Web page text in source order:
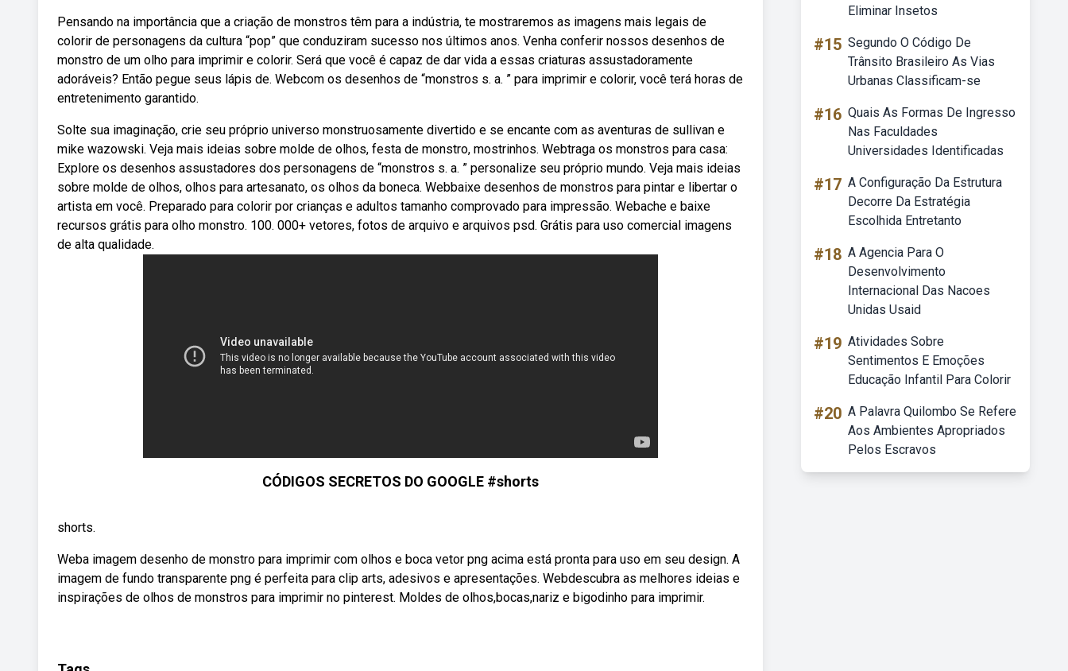
Pensando na importância que a criação de monstros têm para a indústria, te mostraremos as imagens mais legais de
colorir de personagens da cultura “pop” que conduziram sucesso nos últimos anos. Venha conferir nossos desenhos de
monstro de um olho para imprimir e colorir. Será que você é capaz de dar vida a essas criaturas assustadoramente
adoráveis? Então pegue seus lápis de. Webcom os desenhos de “monstros s. a. ” para imprimir e colorir, você terá horas de
entretenimento garantido.
Solte sua imaginação, crie seu próprio universo monstruosamente divertido e se encante com as aventuras de sullivan e
mike wazowski. Veja mais ideias sobre molde de olhos, festa de monstro, mostrinhos. Webtraga os monstros para casa:
Explore os desenhos assustadores dos personagens de “monstros s. a. ” personalize seu próprio mundo. Veja mais ideias
sobre molde de olhos, olhos para artesanato, os olhos da boneca. Webbaixe desenhos de monstros para pintar e libertar o
artista em você. Preparado para colorir por crianças e adultos tamanho comprovado para impressão. Webache e baixe
recursos grátis para olho monstro. 100. 000+ vetores, fotos de arquivo e arquivos psd. Grátis para uso comercial imagens
de alta qualidade.
CÓDIGOS SECRETOS DO GOOGLE #shorts
shorts.
Weba imagem desenho de monstro para imprimir com olhos e boca vetor png acima está pronta para uso em seu design. A
imagem de fundo transparente png é perfeita para clip arts, adesivos e apresentações. Webdescubra as melhores ideias e
inspirações de olhos de monstros para imprimir no pinterest. Moldes de olhos,bocas,nariz e bigodinho para imprimir.
Eliminar Insetos
#15 Segundo O Código De
Trânsito Brasileiro As Vias
Urbanas Classificam-se
#16 Quais As Formas De Ingresso
Nas Faculdades
Universidades Identificadas
#17 A Configuração Da Estrutura
Decorre Da Estratégia
Escolhida Entretanto
#18 A Agencia Para O
Desenvolvimento
Internacional Das Nacoes
Unidas Usaid
#19 Atividades Sobre
Sentimentos E Emoções
Educação Infantil Para Colorir
#20 A Palavra Quilombo Se Refere
Aos Ambientes Apropriados
Pelos Escravos